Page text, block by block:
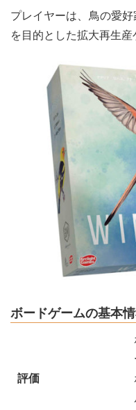
プレイヤーは、鳥の愛
を目的とした拡大再生産
ボードゲームの基本
評価